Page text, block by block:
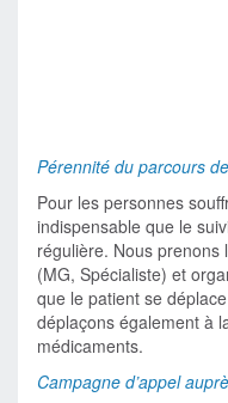
Pérennité du parcours
Pour les personnes
indispensable que le
régulière. Nous prenons
(MG, Spécialiste) et
que le patient se
déplaçons également à
médicaments.
Campagne d’appel